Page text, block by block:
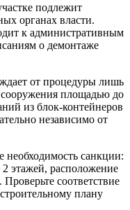
подлежит
органах власти.
к административным
о демонтаже
от процедуры лишь
площадью до
из блок-контейнеров
независимо от
санкции:
этажей, расположение
соответствие
плану